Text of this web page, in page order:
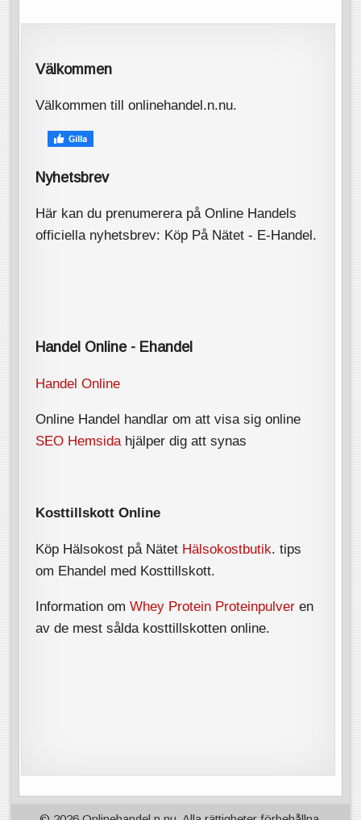
Välkommen
Välkommen till onlinehandel.n.nu.
Nyhetsbrev
Här kan du prenumerera på Online Handels
officiella nyhetsbrev: Köp På Nätet - E-Handel.
Handel Online - Ehandel
Handel Online
Online Handel handlar om att visa sig online
SEO Hemsidahjälper dig att synas
Kosttillskott Online
Köp Hälsokost på Nätet Hälsokostbutik. tips
om Ehandel med Kosttillskott.
Information omWhey Protein Proteinpulver en
av de mest sålda kosttillskotten online.